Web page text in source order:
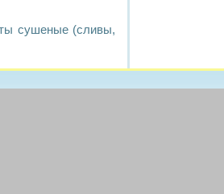
сушеные (сливы,